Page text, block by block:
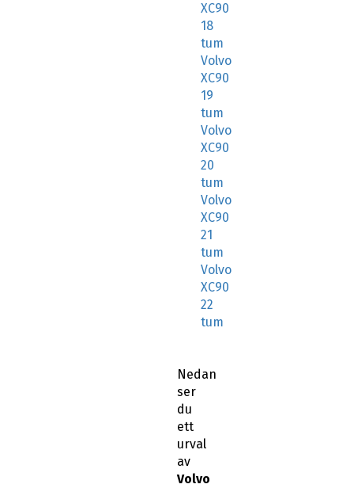
XC90
18
tum
Volvo
XC90
19
tum
Volvo
XC90
20
tum
Volvo
XC90
21
tum
Volvo
XC90
22
tum
Nedan
ser
du
ett
urval
av
Volvo